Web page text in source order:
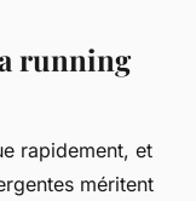
running
rapidement, et
méritent